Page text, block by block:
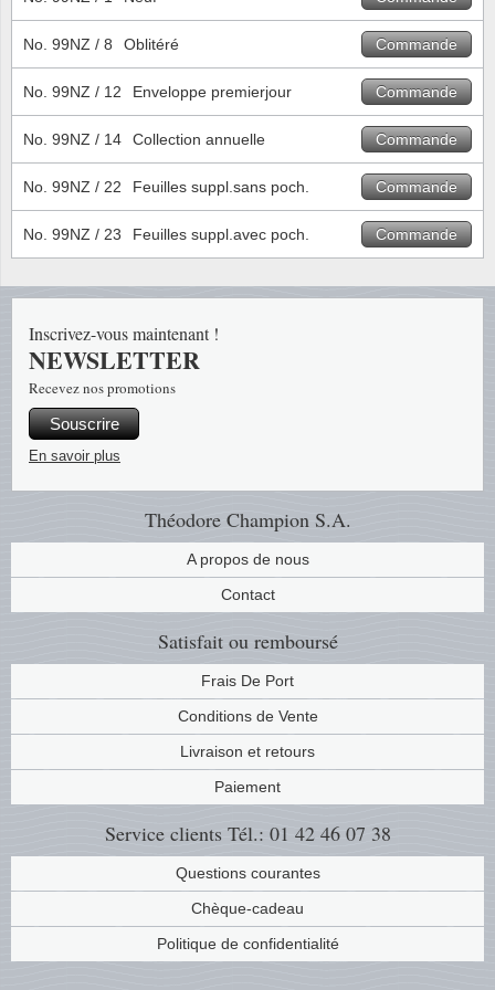
No. 99NZ / 8 Oblitéré Commande
No. 99NZ / 12 Enveloppe premierjour Commande
No. 99NZ / 14 Collection annuelle Commande
No. 99NZ / 22 Feuilles suppl.sans poch. Commande
No. 99NZ / 23 Feuilles suppl.avec poch. Commande
Théodore Champion S.A.
A propos de nous
Contact
Satisfait ou remboursé
Frais De Port
Conditions de Vente
Livraison et retours
Paiement
Service clients Tél.: 01 42 46 07 38
Questions courantes
Chèque-cadeau
Politique de confidentialité
Inscrivez-vous maintenant !
NEWSLETTER
Recevez nos promotions
Souscrire
En savoir plus
Lots de timbres
Années
Présentation souvenir
Collections annuelles / livres
Vignettes de Noël et feuilles
Pinces
Matériel numismatique
Pour le nouveau collectionneur
Fournitures de bureau
Jeux de cartes à collectionner
Europa
Films
Scouts
Année
Pièces
Thém.
Thém.
Chèque cadeau
Newsletter
Politique de confidentialité